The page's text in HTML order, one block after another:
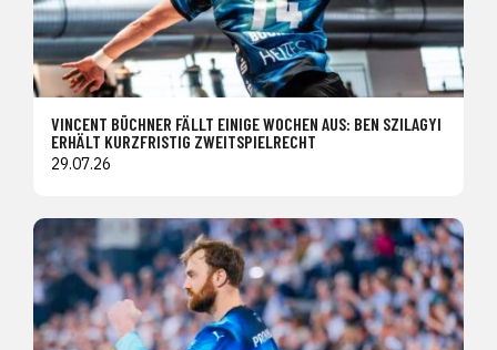
VINCENT BÜCHNER FÄLLT EINIGE WOCHEN AUS: BEN SZILAGYI
ERHÄLT KURZFRISTIG ZWEITSPIELRECHT
29.07.26